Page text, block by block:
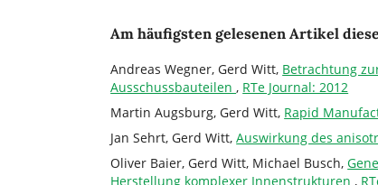
Am häufigsten gelesenen Artikel
Andreas Wegner, Gerd Witt, Betrachtung
Ausschussbauteilen, RTe Journal: 2012
Martin Augsburg, Gerd Witt, Rapid
Jan Sehrt, Gerd Witt,Auswirkung des
Oliver Baier, Gerd Witt, Michael Busch,
Herstellung komplexer Innenstrukturen,